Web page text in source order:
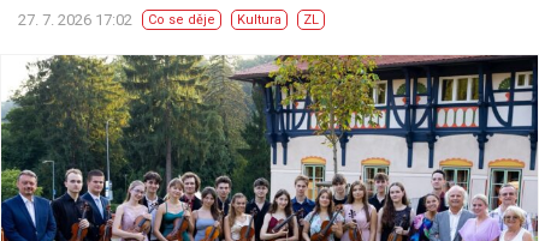
27. 7. 2026 17:02 Co se děje Kultura ZL